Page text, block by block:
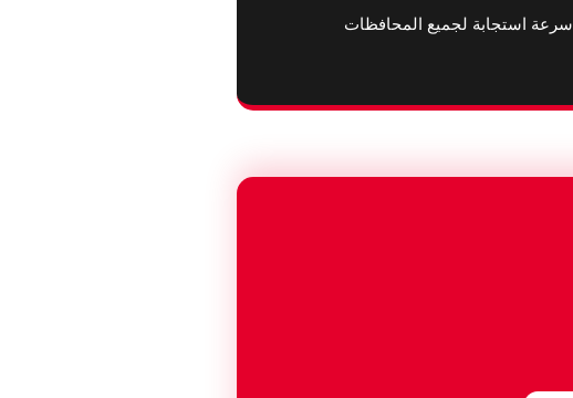
سرعة استجابة لجميع المحافظات